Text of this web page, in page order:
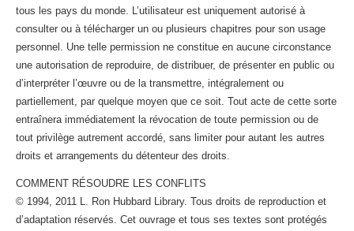
tous les pays du monde. L’utilisateur est uniquement autorisé à
consulter ou à télécharger un ou plusieurs chapitres pour son usage
personnel. Une telle permission ne constitue en aucune circonstance
une autorisation de reproduire, de distribuer, de présenter en public ou
d’interpréter l’œuvre ou de la transmettre, intégralement ou
partiellement, par quelque moyen que ce soit. Tout acte de cette sorte
entraînera immédiatement la révocation de toute permission ou de
tout privilège autrement accordé, sans limiter pour autant les autres
droits et arrangements du détenteur des droits.
COMMENT RÉSOUDRE LES CONFLITS
© 1994, 2011 L. Ron Hubbard Library. Tous droits de reproduction et
d’adaptation réservés. Cet ouvrage et tous ses textes sont protégés